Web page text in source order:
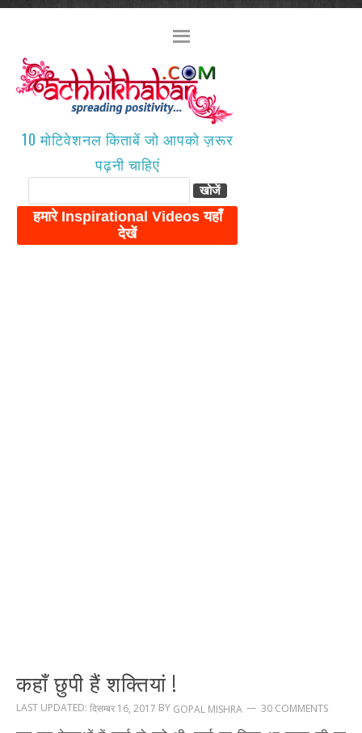
10 मोटिवेशनल किताबें जो आपको ज़रूर
पढ़नी चाहिएं
कहाँ छुपी हैं शक्तियां !
LAST UPDATED: दिसम्बर 16, 2017 BY GOPAL MISHRA 30 COMMENTS